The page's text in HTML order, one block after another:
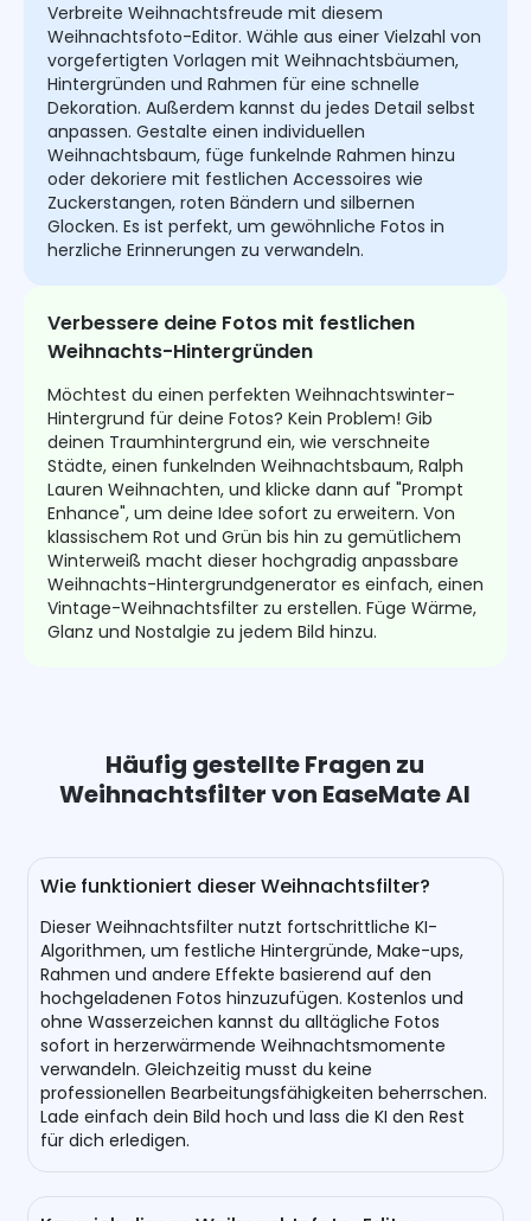
Verbreite Weihnachtsfreude mit diesem
Weihnachtsfoto-Editor. Wähle aus einer Vielzahl von
vorgefertigten Vorlagen mit Weihnachtsbäumen,
Hintergründen und Rahmen für eine schnelle
Dekoration. Außerdem kannst du jedes Detail selbst
anpassen. Gestalte einen individuellen
Weihnachtsbaum, füge funkelnde Rahmen hinzu
oder dekoriere mit festlichen Accessoires wie
Zuckerstangen, roten Bändern und silbernen
Glocken. Es ist perfekt, um gewöhnliche Fotos in
herzliche Erinnerungen zu verwandeln.
Verbessere deine Fotos mit festlichen
Weihnachts-Hintergründen
Möchtest du einen perfekten Weihnachtswinter-
Hintergrund für deine Fotos? Kein Problem! Gib
deinen Traumhintergrund ein, wie verschneite
Städte, einen funkelnden Weihnachtsbaum, Ralph
Lauren Weihnachten, und klicke dann auf "Prompt
Enhance", um deine Idee sofort zu erweitern. Von
klassischem Rot und Grün bis hin zu gemütlichem
Winterweiß macht dieser hochgradig anpassbare
Weihnachts-Hintergrundgenerator es einfach, einen
Vintage-Weihnachtsfilter zu erstellen. Füge Wärme,
Glanz und Nostalgie zu jedem Bild hinzu.
Häufig gestellte Fragen zu
Weihnachtsfilter von EaseMate AI
Wie funktioniert dieser Weihnachtsfilter?
Dieser Weihnachtsfilter nutzt fortschrittliche KI-
Algorithmen, um festliche Hintergründe, Make-ups,
Rahmen und andere Effekte basierend auf den
hochgeladenen Fotos hinzuzufügen. Kostenlos und
ohne Wasserzeichen kannst du alltägliche Fotos
sofort in herzerwärmende Weihnachtsmomente
verwandeln. Gleichzeitig musst du keine
professionellen Bearbeitungsfähigkeiten beherrschen.
Lade einfach dein Bild hoch und lass die KI den Rest
für dich erledigen.